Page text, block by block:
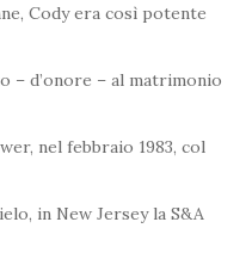
Cody era così potente
– d’onore – al matrimonio
nel febbraio 1983, col
in New Jersey la S&A